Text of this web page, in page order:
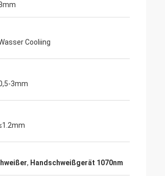
Cooliing
3mm
, Handschweißgerät 1070nm